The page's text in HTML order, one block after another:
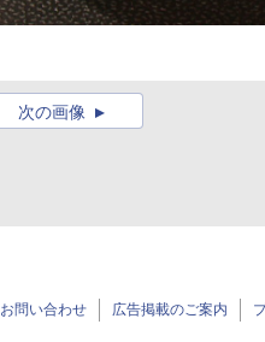
次の画像
お問い合わせ 広告掲載のご案内